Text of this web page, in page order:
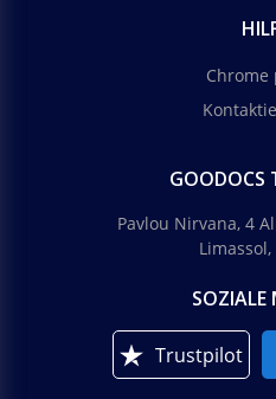
Chrome
GOODOCS
Pavlou Nirvana, 4
SOZIALE
Trustpilot